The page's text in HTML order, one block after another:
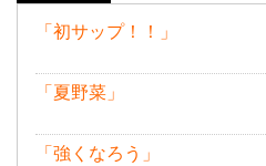
「初サップ！！」
「夏野菜」
「強くなろう」